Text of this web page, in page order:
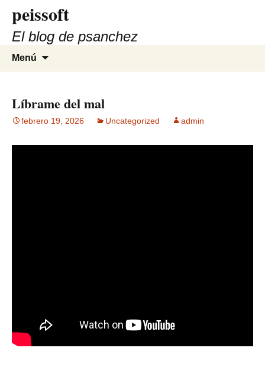
contenido
peissoft
El blog de psanchez
Menú
Líbrame del mal
febrero 19, 2026 Uncategorized admin